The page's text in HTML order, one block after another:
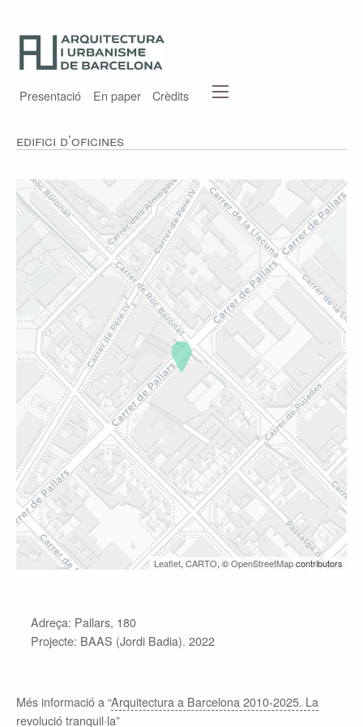
Presentació En paper Crèdits
Edifici d’oficines
Leaflet, CARTO, ©OpenStreetMapcontributors
Adreça: Pallars, 180
Projecte: BAAS (Jordi Badia). 2022
Més informació a “Arquitectura a Barcelona 2010-2025. La
revolució tranquil·la”